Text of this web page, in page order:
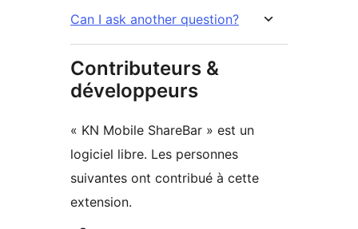
Can I ask another question?
Contributeurs &
développeurs
« KN Mobile ShareBar » est un
logiciel libre. Les personnes
suivantes ont contribué à cette
extension.